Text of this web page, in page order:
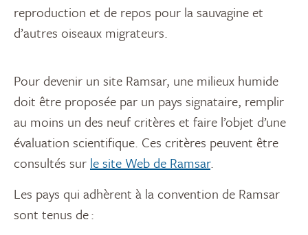
reproduction et de repos pour la sauvagine et
d’autres oiseaux migrateurs.
Pour devenir un site Ramsar, une milieux humide
doit être proposée par un pays signataire, remplir
au moins un des neuf critères et faire l’objet d’une
évaluation scientifique. Ces critères peuvent être
consultés sur le site Web de Ramsar.
Les pays qui adhèrent à la convention de Ramsar
sont tenus de :